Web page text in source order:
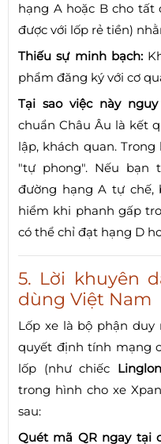
hạng A hoặc B cho tất
được với lốp rẻ tiền)
Thiếu sự minh bạch:
phẩm đăng ký với cơ
Tại sao việc này nguy
chuẩn Châu Âu là kết
lập, khách quan.
"tự phong". Nếu bạn
đường hạng A tự chế,
hiểm khi phanh gấp
có thể chỉ đạt hạng D
5. Lời khuyên
dùng Việt Nam
Lốp xe là bộ phận
quyết định tính mạng
lốp (như chiếc
trong hình cho xe
sau:
Quét mã QR ngay tại